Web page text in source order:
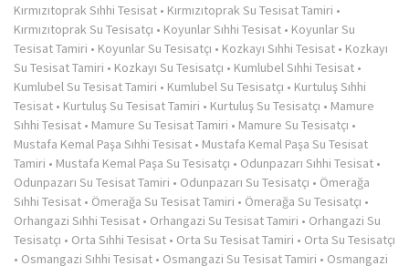
Kırmızıtoprak Sıhhi Tesisat • Kırmızıtoprak Su Tesisat Tamiri •
Kırmızıtoprak Su Tesisatçı • Koyunlar Sıhhi Tesisat • Koyunlar Su
Tesisat Tamiri • Koyunlar Su Tesisatçı • Kozkayı Sıhhi Tesisat • Kozkayı
Su Tesisat Tamiri • Kozkayı Su Tesisatçı • Kumlubel Sıhhi Tesisat •
Kumlubel Su Tesisat Tamiri • Kumlubel Su Tesisatçı • Kurtuluş Sıhhi
Tesisat • Kurtuluş Su Tesisat Tamiri • Kurtuluş Su Tesisatçı • Mamure
Sıhhi Tesisat • Mamure Su Tesisat Tamiri • Mamure Su Tesisatçı •
Mustafa Kemal Paşa Sıhhi Tesisat • Mustafa Kemal Paşa Su Tesisat
Tamiri • Mustafa Kemal Paşa Su Tesisatçı • Odunpazarı Sıhhi Tesisat •
Odunpazarı Su Tesisat Tamiri • Odunpazarı Su Tesisatçı • Ömerağa
Sıhhi Tesisat • Ömerağa Su Tesisat Tamiri • Ömerağa Su Tesisatçı •
Orhangazi Sıhhi Tesisat • Orhangazi Su Tesisat Tamiri • Orhangazi Su
Tesisatçı • Orta Sıhhi Tesisat • Orta Su Tesisat Tamiri • Orta Su Tesisatçı
• Osmangazi Sıhhi Tesisat • Osmangazi Su Tesisat Tamiri • Osmangazi